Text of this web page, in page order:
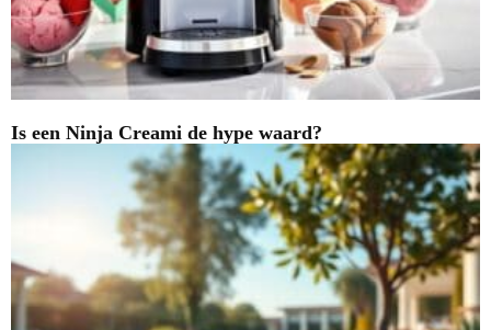
Is een Ninja Creami de hype waard?